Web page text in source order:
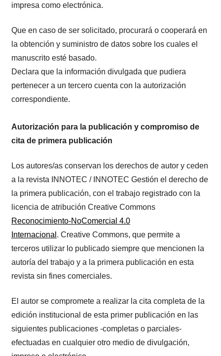
impresa como electrónica.
Que en caso de ser solicitado, procurará o cooperará en
la obtención y suministro de datos sobre los cuales el
manuscrito esté basado.
Declara que la información divulgada que pudiera
pertenecer a un tercero cuenta con la autorización
correspondiente.
Autorización para la publicación y compromiso de
cita de primera publicación
Los autores/as conservan los derechos de autor y ceden
a la revista INNOTEC / INNOTEC Gestión el derecho de
la primera publicación, con el trabajo registrado con la
licencia de atribución Creative Commons
Reconocimiento-NoComercial 4.0
Internacional . Creative Commons, que permite a
terceros utilizar lo publicado siempre que mencionen la
autoría del trabajo y a la primera publicación en esta
revista sin fines comerciales.
El autor se compromete a realizar la cita completa de la
edición institucional de esta primer publicación en las
siguientes publicaciones -completas o parciales-
efectuadas en cualquier otro medio de divulgación,